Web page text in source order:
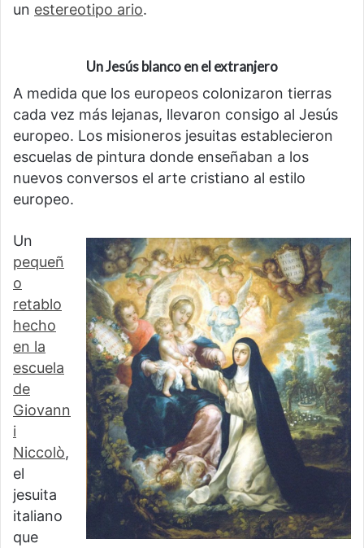
un estereotipo ario.
Un Jesús blanco en el extranjero
A medida que los europeos colonizaron tierras
cada vez más lejanas, llevaron consigo al Jesús
europeo. Los misioneros jesuitas establecieron
escuelas de pintura donde enseñaban a los
nuevos conversos el arte cristiano al estilo
europeo.
Un
pequeñ
o
retablo
hecho
en la
escuela
de
Giovann
i
Niccolò,
el
jesuita
italiano
que